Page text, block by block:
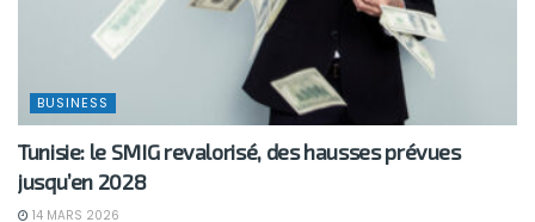
BUSINESS
Tunisie: le SMIG revalorisé, des hausses prévues
jusqu’en 2028
14 MARS 2026